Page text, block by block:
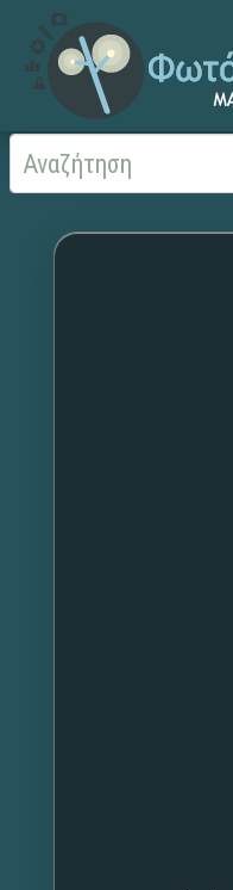
Αρχική Χωρίς τίτλο